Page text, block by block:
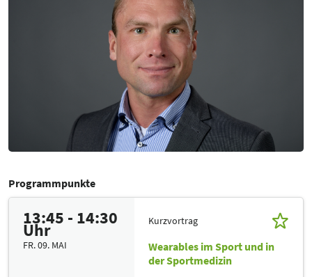
Programmpunkte
13:45 - 14:30
Uhr
FR. 09. MAI
Kurzvortrag
Wearables im Sport und in
der Sportmedizin